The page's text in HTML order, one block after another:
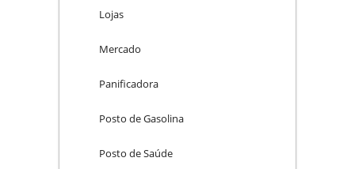
Lojas
Mercado
Panificadora
Posto de Gasolina
Posto de Saúde